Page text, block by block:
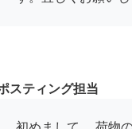
スティング担当